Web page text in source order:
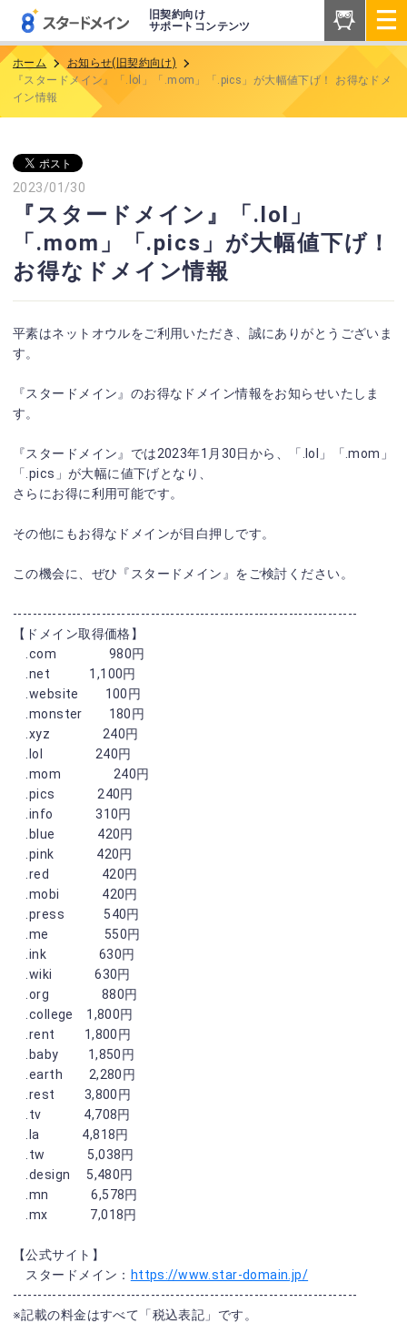
旧契約向け
サポートコンテンツ
ホーム
お知らせ(旧契約向け)
『スタードメイン』「.lol」「.mom」「.pics」が大幅値下げ！ お得なドメ
イン情報
2023/01/30
『スタードメイン』「.lol」
「.mom」「.pics」が大幅値下げ！
お得なドメイン情報
平素はネットオウルをご利用いただき、誠にありがとうございま
す。
『スタードメイン』のお得なドメイン情報をお知らせいたしま
す。
『スタードメイン』では2023年1月30日から、「.lol」「.mom」
「.pics」が大幅に値下げとなり、
さらにお得に利用可能です。
その他にもお得なドメインが目白押しです。
この機会に、ぜひ『スタードメイン』をご検討ください。
----------------------------------------------------------------------
【ドメイン取得価格】
.com 980円
.net 1,100円
.website 100円
.monster 180円
.xyz 240円
.lol 240円
.mom 240円
.pics 240円
.info 310円
.blue 420円
.pink 420円
.red 420円
.mobi 420円
.press 540円
.me 550円
.ink 630円
.wiki 630円
.org 880円
.college 1,800円
.rent 1,800円
.baby 1,850円
.earth 2,280円
.rest 3,800円
.tv 4,708円
.la 4,818円
.tw 5,038円
.design 5,480円
.mn 6,578円
.mx 7,018円
【公式サイト】
スタードメイン： https://www.star-domain.jp/
----------------------------------------------------------------------
※記載の料金はすべて「税込表記」です。